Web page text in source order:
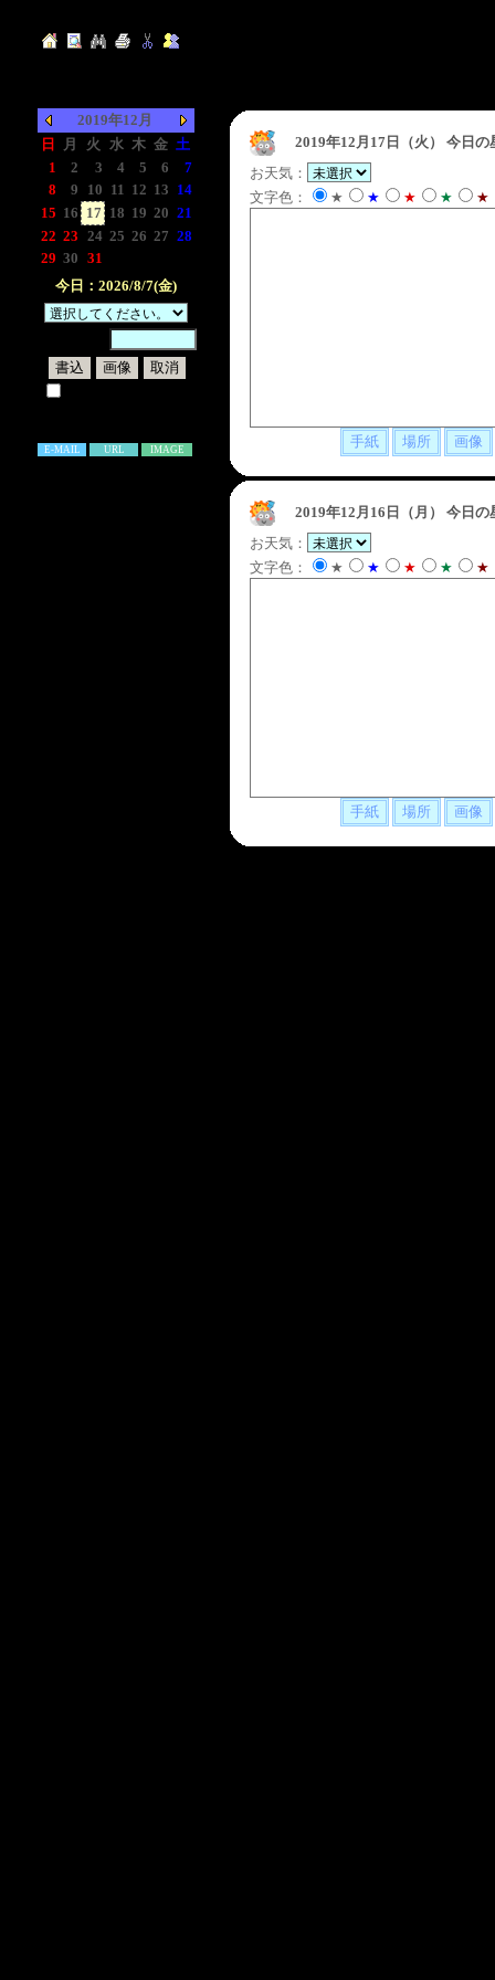
2019年12月
日
月 火 水 木 金 土
1
2 3 4 5 6
7
8
9 10 11 12 13 14
15 16 17 18 19 20 21
22 23 24 25 26 27 28
29 30 31
今日：2026/8/7(金)
E-MAIL URL IMAGE
2019年12月17日（火）
今日
お天気：
文字色：
★ ★ ★ ★ ★
2019年12月16日（月）
今日
お天気：
文字色：
★ ★ ★ ★ ★